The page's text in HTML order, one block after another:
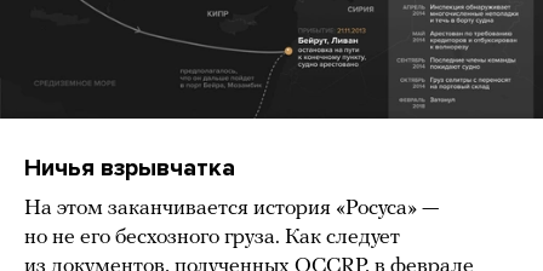
Ничья взрывчатка
На этом заканчивается история «Росуса» —
но не его бесхозного груза. Как следует